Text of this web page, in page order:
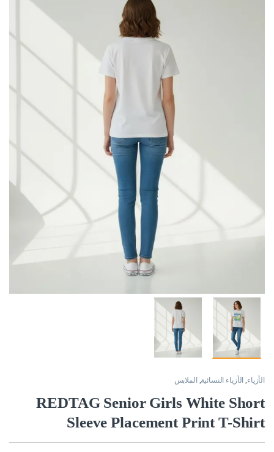
الأزياء الأزياء النسائية ,الملابس
REDTAG Senior Girls White Short
Sleeve Placement Print T-Shirt